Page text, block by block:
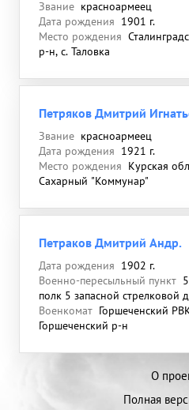
Звание красноармеец
Дата рождения 1901 г.
Место рождения
р-н, с. Таловка
Петряков Дмитрий
Звание красноармеец
Дата рождения 1921 г.
Место рождения Курская
Сахарный "Коммунар"
Петраков Дмитрий Андр.
Дата рождения 1902 г.
Военно-пересыльный пункт
полк 5 запасной стрелковой
Военкомат Горшеченский
Горшеченский р-н
О
Полная